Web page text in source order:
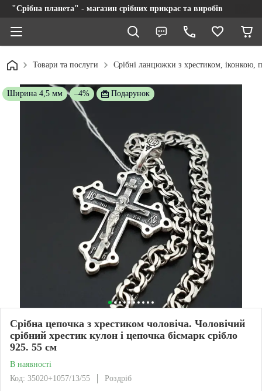
"Срібна планета" - магазин срібних прикрас та виробів
Товари та послуги Срібні ланцюжки з хрестиком, іконкою,
Ширина 4,5 мм –4% Подарунок
Срібна цепочка з хрестиком чоловіча. Чоловічий
срібний хрестик кулон і цепочка бісмарк срібло
925. 55 см
В наявності
Код: 35020+1057/13/55
Роздріб